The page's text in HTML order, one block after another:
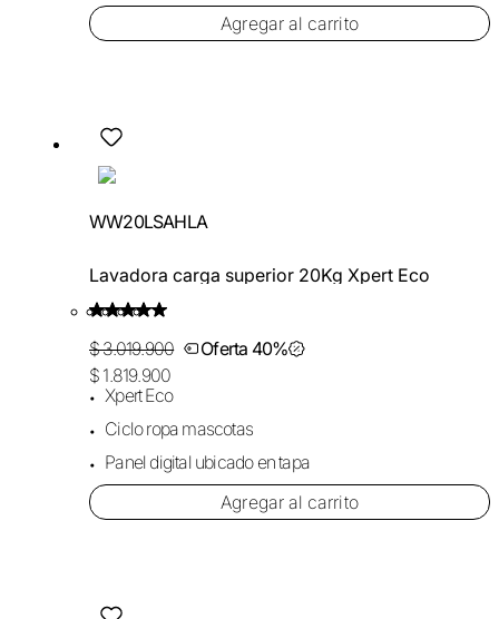
Agregar al carrito
WW20LSAHLA
Lavadora carga superior 20Kg Xpert Eco
$ 3.019.900
Oferta 40%
$ 1.819.900
Xpert Eco
Ciclo ropa mascotas
Panel digital ubicado en tapa
Agregar al carrito